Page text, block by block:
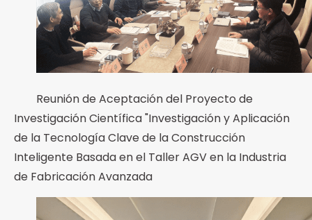
Reunión de Aceptación del Proyecto de
Investigación Científica "Investigación y Aplicación
de la Tecnología Clave de la Construcción
Inteligente Basada en el Taller AGV en la Industria
de Fabricación Avanzada